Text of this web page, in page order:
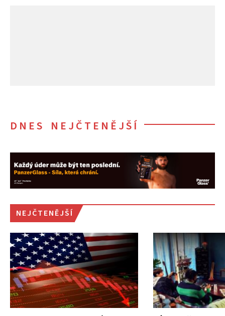
DNES NEJČTENĚJŠÍ
NEJČTENĚJŠÍ